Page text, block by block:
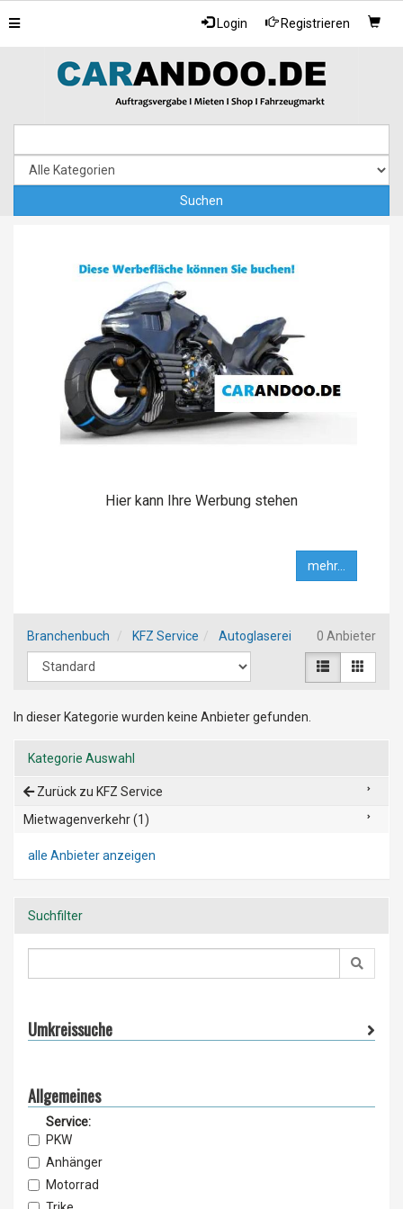
Login Registrieren
Toggle
navigation
Hier kann Ihre Werbung stehen
mehr...
Branchenbuch KFZ Service Autoglaserei 0 Anbieter
In dieser Kategorie wurden keine Anbieter gefunden.
Kategorie Auswahl
Zurück zu KFZ Service
Mietwagenverkehr (1)
alle Anbieter anzeigen
Suchfilter
Umkreissuche
Allgemeines
Service:
PKW
Anhänger
Motorrad